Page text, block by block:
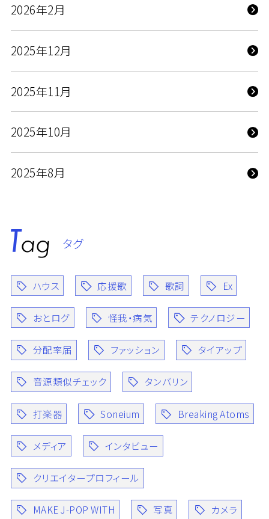
2026年2月
2025年12月
2025年11月
2025年10月
2025年8月
タグ
ハウス 応援歌 歌詞 Ex
おとログ 怪我・病気 テクノロジー
分配率届 ファッション タイアップ
音源類似チェック タンバリン
打楽器 Soneium Breaking Atoms
メディア インタビュー
クリエイタープロフィール
MAKE J-POP WITH 写真 カメラ